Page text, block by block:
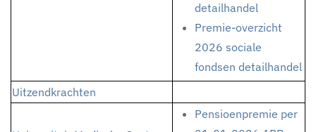
detailhandel
Premie-overzicht
2026 sociale
fondsen detailhandel
Uitzendkrachten
Pensioenpremie per